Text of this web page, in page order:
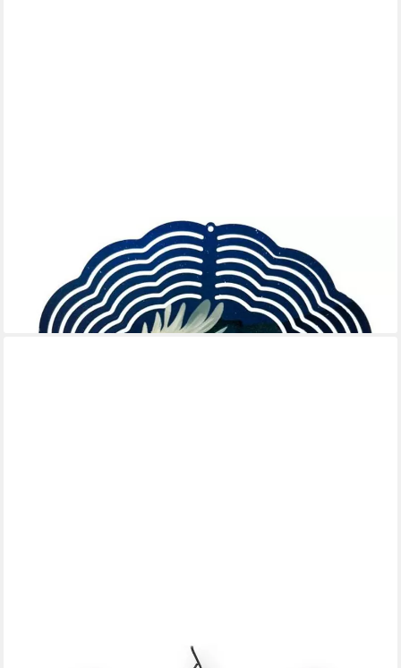
Windspiel Edelstahl 3D Windspiel Windspinner 20cm Hahn Bunt
16,99 €
lieferbar - in 3-4 Werktagen bei dir
Windspiel Windspiel Metall 3D Vogel Edelstahl Windspiele